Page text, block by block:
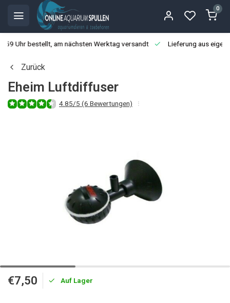
0
Uhr bestellt, am nächsten Werktag versandt Lieferung aus
Zurück
Eheim Luftdiffuser
4.85/5 (6 Bewertungen)
€7,50 Auf Lager